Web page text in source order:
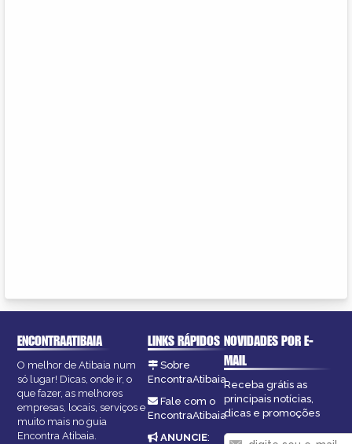
ENCONTRAATIBAIA
O melhor de Atibaia num
só lugar! Dicas, onde ir, o
que fazer, as melhores
empresas, locais, serviços e
muito mais no guia
Encontra Atibaia.
LINKS RÁPIDOS
Sobre
EncontraAtibaia
Fale com o
EncontraAtibaia
ANUNCIE:
NOVIDADES POR E-
MAIL
Receba grátis as
principais notícias,
dicas e promoções